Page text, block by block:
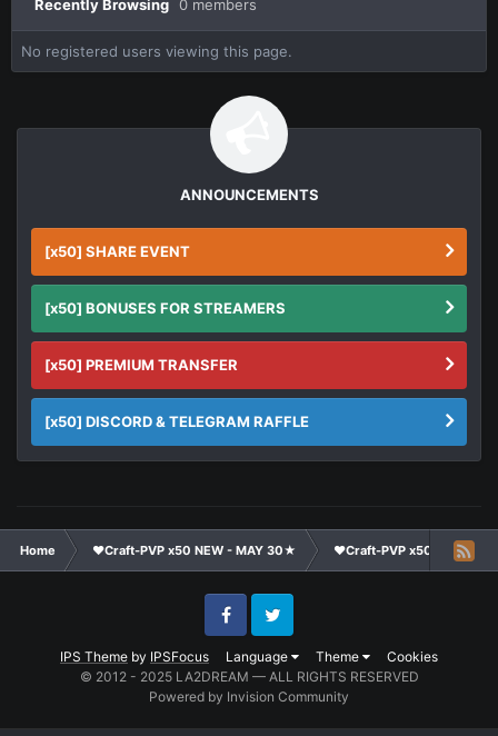
Recently Browsing 0 members
No registered users viewing this page.
ANNOUNCEMENTS
[x50] SHARE EVENT
[x50] BONUSES FOR STREAMERS
[x50] PREMIUM TRANSFER
[x50] DISCORD & TELEGRAM RAFFLE
Home ❤Craft-PVP x50 NEW - MAY 30★ ❤Craft-PVP x50★
IPS Theme by IPSFocus Language Theme Cookies
FacebookTwitter
© 2012 - 2025 LA2DREAM — ALL RIGHTS RESERVED
Powered by Invision Community